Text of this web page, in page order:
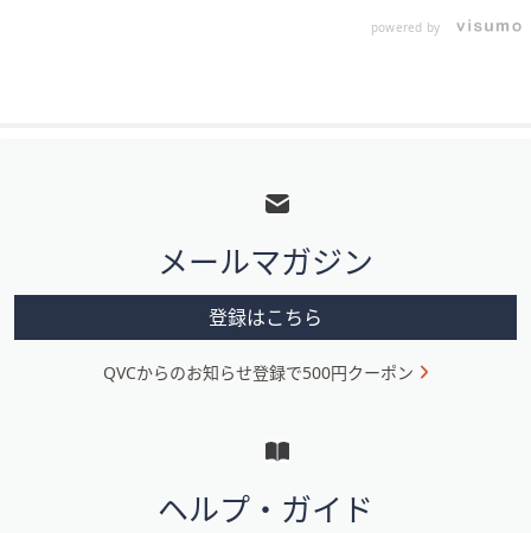
powered by
メ
ニ
メールマガジン
登録はこちら
QVCからのお知らせ登録で500円クーポン
ヘルプ・ガイド